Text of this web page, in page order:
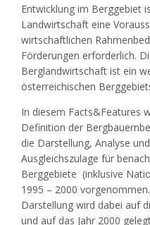
Entwicklung im Berggebiet
Landwirtschaft eine
wirtschaftlichen
Förderungen erforderlich.
Berglandwirtschaft ist ein
österreichischen
In diesem Facts&Features
Definition der
die Darstellung, Analyse
Ausgleichszulage für
Berggebiete (inklusive
1995 – 2000
Darstellung wird dabei auf
und auf das Jahr 2000